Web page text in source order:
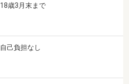
18歳3月末まで
自己負担なし